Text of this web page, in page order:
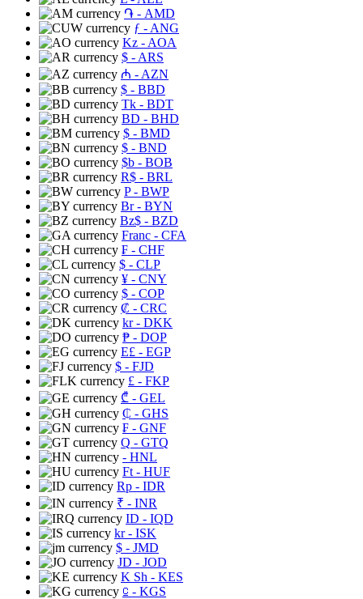
֏ - AMD
ƒ - ANG
Kz - AOA
$ - ARS
₼ - AZN
$ - BBD
Tk - BDT
BD - BHD
$ - BMD
$ - BND
$b - BOB
R$ - BRL
P- BWP
Br- BYN
Bz$ - BZD
Franc - CFA
₣ - CHF
$ - CLP
¥ - CNY
$ - COP
₡ - CRC
kr- DKK
₱ - DOP
E£ - EGP
$ - FJD
£ - FKP
₾ - GEL
₵ - GHS
₣ - GNF
Q - GTQ
- HNL
Ft - HUF
Rp - IDR
₹ - INR
ID - IQD
kr- ISK
$ - JMD
JD - JOD
K Sh - KES
⃀ - KGS